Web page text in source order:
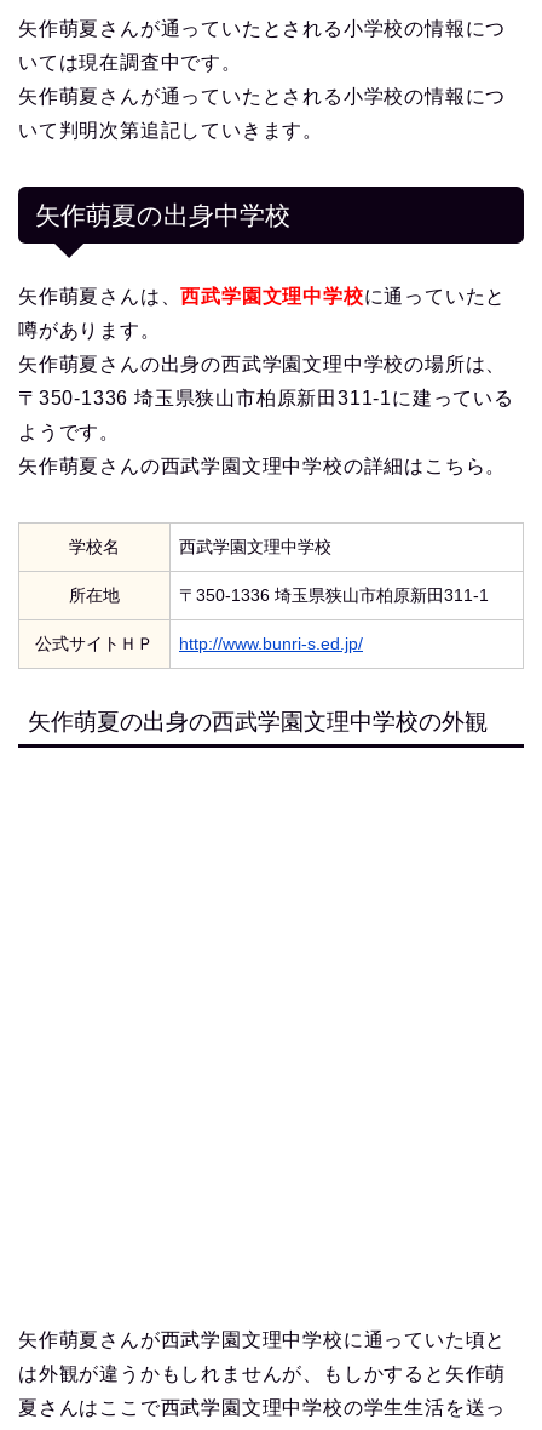
矢作萌夏さんが通っていたとされる小学校の情報につ
いては現在調査中です。
矢作萌夏さんが通っていたとされる小学校の情報につ
いて判明次第追記していきます。
矢作萌夏の出身中学校
矢作萌夏さんは、西武学園文理中学校に通っていたと
噂があります。
矢作萌夏さんの出身の西武学園文理中学校の場所は、
〒350-1336 埼玉県狭山市柏原新田311-1に建っている
ようです。
矢作萌夏さんの西武学園文理中学校の詳細はこちら。
学校名 西武学園文理中学校
所在地 〒350-1336 埼玉県狭山市柏原新田311-1
公式サイトＨＰ http://www.bunri-s.ed.jp/
矢作萌夏の出身の西武学園文理中学校の外観
矢作萌夏さんが西武学園文理中学校に通っていた頃と
は外観が違うかもしれませんが、もしかすると矢作萌
夏さんはここで西武学園文理中学校の学生生活を送っ